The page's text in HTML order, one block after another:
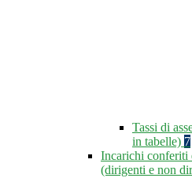
Tassi di
in tabelle) 7
Incarichi conferiti
(dirigenti e non